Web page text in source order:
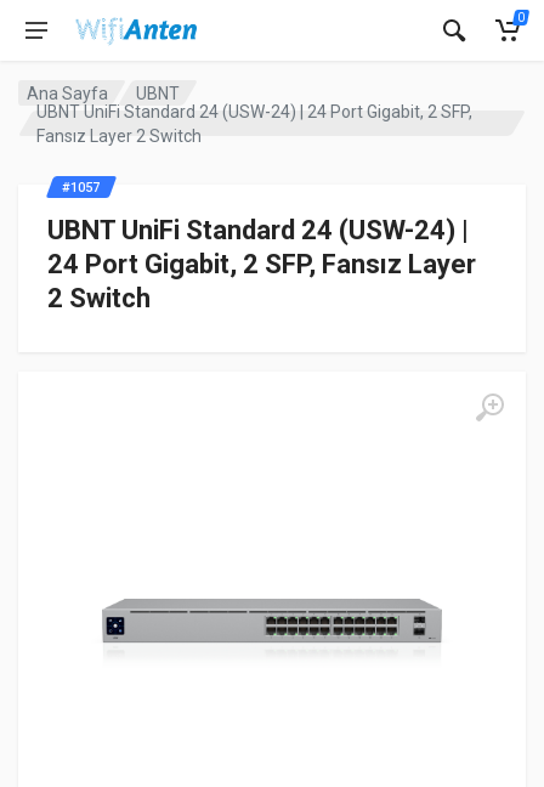
0
Ana Sayfa
UBNT
UBNT UniFi Standard 24 (USW-24) | 24 Port Gigabit, 2 SFP,
Fansız Layer 2 Switch
UBNT UniFi Standard 24 (USW-24) |
24 Port Gigabit, 2 SFP, Fansız Layer
2 Switch
#1057